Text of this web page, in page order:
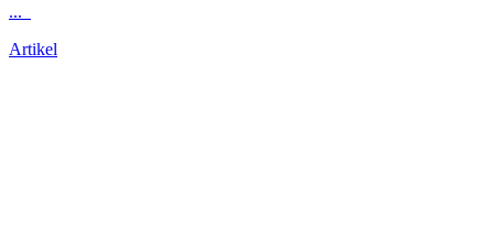
...
Artikel